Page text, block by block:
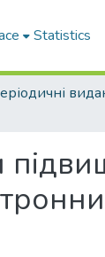
Statistics